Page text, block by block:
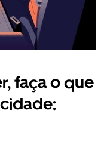
faça o que